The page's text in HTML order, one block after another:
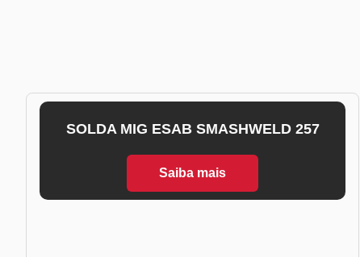
SOLDA MIG ESAB SMASHWELD 257
Saiba mais